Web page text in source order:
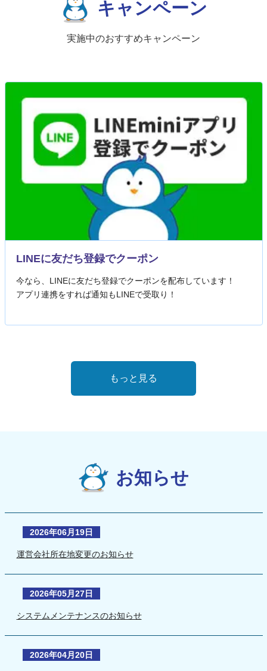
キャンペーン
実施中のおすすめキャンペーン
LINEに友だち登録でクーポン
今なら、LINEに友だち登録でクーポンを配布しています！
アプリ連携をすれば通知もLINEで受取り！
もっと見る
お知らせ
2026年06月19日
運営会社所在地変更のお知らせ
2026年05月27日
システムメンテナンスのお知らせ
2026年04月20日